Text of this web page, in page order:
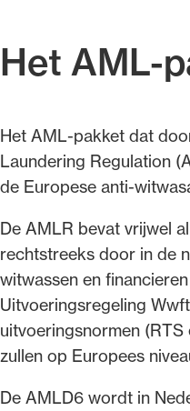
Het AML-
Het AML‑pakket dat
Laundering Regulation
de Europese
De AMLR bevat vrijwel
rechtstreeks door in de
witwassen en
Uitvoeringsregeling
uitvoeringsnormen
zullen op Europees
De AMLD6 wordt in